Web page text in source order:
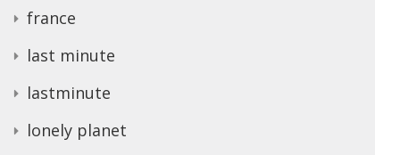
france
last minute
lastminute
lonely planet